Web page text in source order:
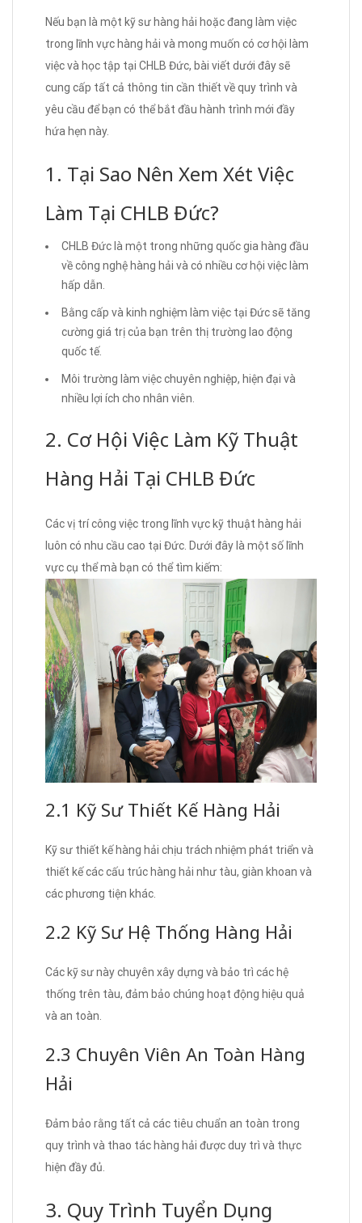
Nếu bạn là một kỹ sư hàng hải hoặc đang làm việc
trong lĩnh vực hàng hải và mong muốn có cơ hội làm
việc và học tập tại CHLB Đức, bài viết dưới đây sẽ
cung cấp tất cả thông tin cần thiết về quy trình và
yêu cầu để bạn có thể bắt đầu hành trình mới đầy
hứa hẹn này.
1. Tại Sao Nên Xem Xét Việc
Làm Tại CHLB Đức?
CHLB Đức là một trong những quốc gia hàng đầu
về công nghệ hàng hải và có nhiều cơ hội việc làm
hấp dẫn.
Bằng cấp và kinh nghiệm làm việc tại Đức sẽ tăng
cường giá trị của bạn trên thị trường lao động
quốc tế.
Môi trường làm việc chuyên nghiệp, hiện đại và
nhiều lợi ích cho nhân viên.
2. Cơ Hội Việc Làm Kỹ Thuật
Hàng Hải Tại CHLB Đức
Các vị trí công việc trong lĩnh vực kỹ thuật hàng hải
luôn có nhu cầu cao tại Đức. Dưới đây là một số lĩnh
vực cụ thể mà bạn có thể tìm kiếm:
2.1 Kỹ Sư Thiết Kế Hàng Hải
Kỹ sư thiết kế hàng hải chịu trách nhiệm phát triển và
thiết kế các cấu trúc hàng hải như tàu, giàn khoan và
các phương tiện khác.
2.2 Kỹ Sư Hệ Thống Hàng Hải
Các kỹ sư này chuyên xây dựng và bảo trì các hệ
thống trên tàu, đảm bảo chúng hoạt động hiệu quả
và an toàn.
2.3 Chuyên Viên An Toàn Hàng
Hải
Đảm bảo rằng tất cả các tiêu chuẩn an toàn trong
quy trình và thao tác hàng hải được duy trì và thực
hiện đầy đủ.
3. Quy Trình Tuyển Dụng